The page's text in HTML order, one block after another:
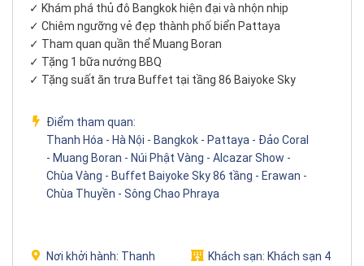
✓ Khám phá thủ đô Bangkok hiện đại và nhộn nhịp
✓ Chiêm ngưỡng vẻ đẹp thành phố biển Pattaya
✓ Tham quan quần thể Muang Boran
✓ Tặng 1 bữa nướng BBQ
✓ Tặng suất ăn trưa Buffet tại tầng 86 Baiyoke Sky
Điểm tham quan:
Thanh Hóa - Hà Nội - Bangkok - Pattaya - Đảo Coral
- Muang Boran - Núi Phật Vàng - Alcazar Show -
Chùa Vàng - Buffet Baiyoke Sky 86 tầng - Erawan -
Chùa Thuyền - Sông Chao Phraya
Nơi khởi hành: Thanh
Khách sạn: Khách sạn 4